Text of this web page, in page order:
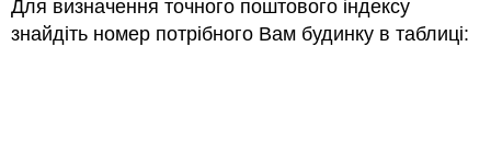
Для визначення точного поштового індексу
знайдіть номер потрібного Вам будинку в таблиці: